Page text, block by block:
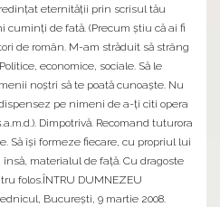
eternităţii prin scrisul tău
cuminţi de fată. (Precum ştiu că ai fi
de român. M-am străduit să strâng
economice, sociale. Să le
noştri să te poată cunoaşte. Nu
pe nimeni de a-ţi citi opera
Dimpotrivă. Recomand tuturora
Să îşi formeze fiecare, cu propriul lui
materialul de faţă. Cu dragoste
folos.ÎNTRU DUMNEZEU
Bucureşti, 9 martie 2008.